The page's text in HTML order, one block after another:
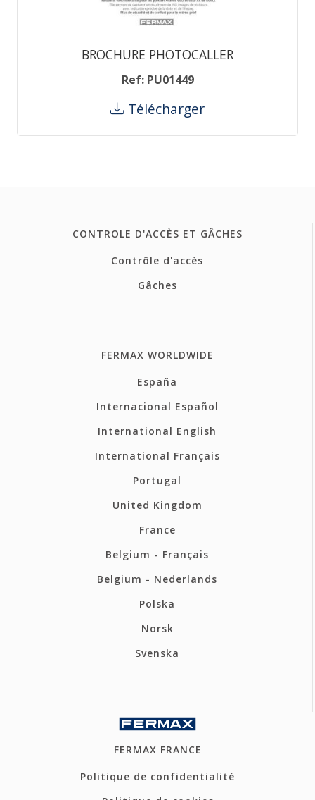
BROCHURE PHOTOCALLER
Ref: PU01449
Télécharger
CONTROLE D'ACCÈS ET GÂCHES
Contrôle d'accès
Gâches
FERMAX WORLDWIDE
España
Internacional Español
International English
International Français
Portugal
United Kingdom
France
Belgium - Français
Belgium - Nederlands
Polska
Norsk
Svenska
FERMAX FRANCE
Politique de confidentialité